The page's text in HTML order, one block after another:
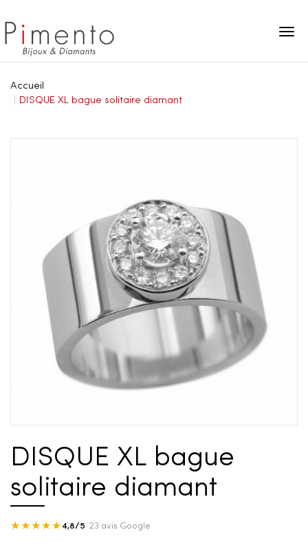
Accueil
DISQUE XL bague solitaire diamant
DISQUE XL bague
solitaire diamant
★★★★★4,8/5· 23 avis Google